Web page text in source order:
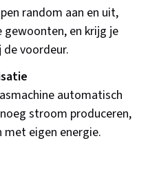
random aan en uit,
gewoonten, en krijg je
voordeur.
automatisch
stroom produceren,
met eigen energie.